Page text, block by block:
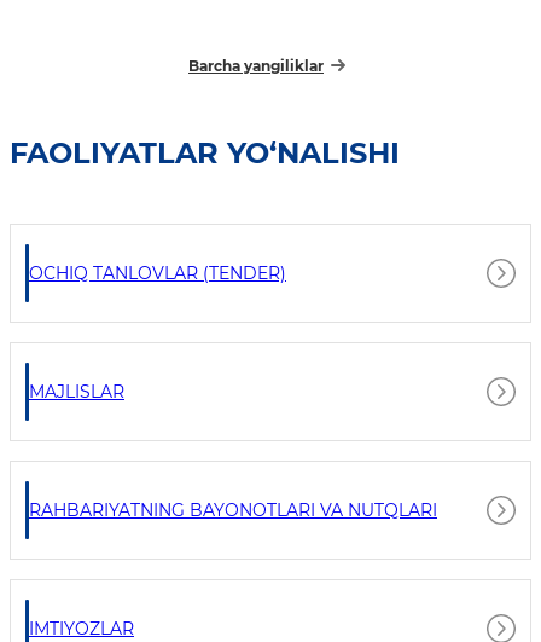
Barcha yangiliklar
FAOLIYATLAR YO‘NALISHI
OCHIQ TANLOVLAR (TENDER)
MAJLISLAR
RAHBARIYATNING BAYONOTLARI VA NUTQLARI
IMTIYOZLAR